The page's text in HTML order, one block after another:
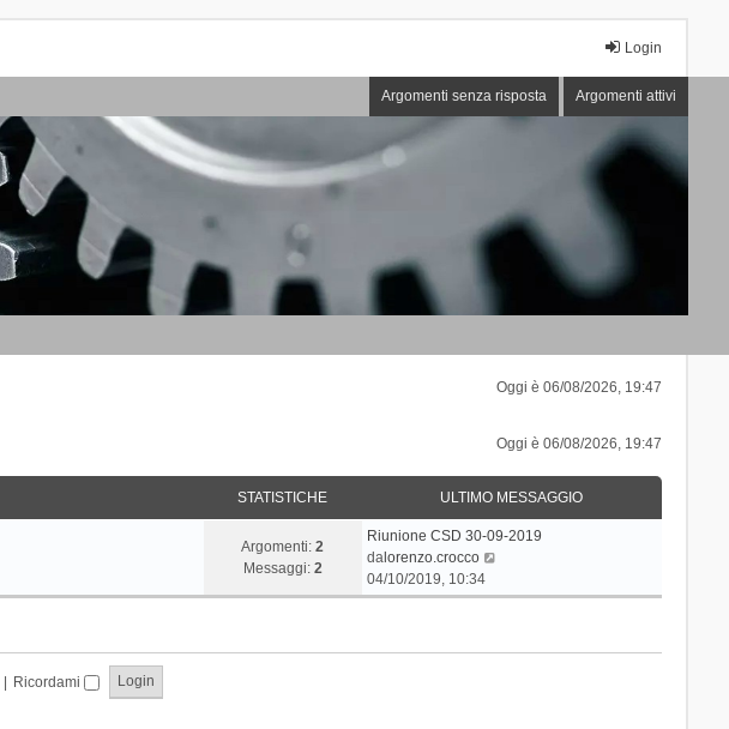
Login
Argomenti senza risposta Argomenti attivi
Oggi è 06/08/2026, 19:47
Oggi è 06/08/2026, 19:47
STATISTICHE ULTIMO MESSAGGIO
Argomenti:2
Messaggi: 2
Riunione CSD 30-09-2019
dalorenzo.crocco
d
04/10/2019, 10:34
| Ricordami